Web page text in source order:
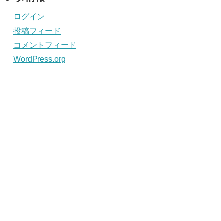
ログイン
投稿フィード
コメントフィード
WordPress.org